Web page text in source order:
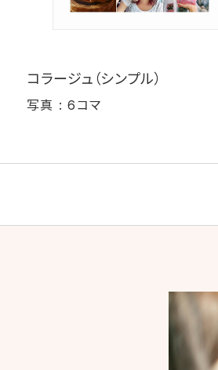
コラージュ（シンプル）
写真 : 6コマ